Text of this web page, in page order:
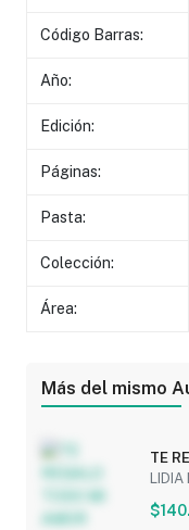
Código Barras:
Año:
Edición:
Páginas:
Pasta:
Colección:
Área:
Más del mismo
TE
LIDIA